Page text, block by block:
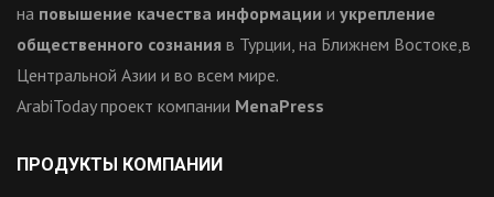
на повышение качества информации и укрепление
общественного сознания в Турции, на Ближнем Востоке,в
Центральной Азии и во всем мире.
ArabiToday проект компании MenaPress
ПРОДУКТЫ КОМПАНИИ